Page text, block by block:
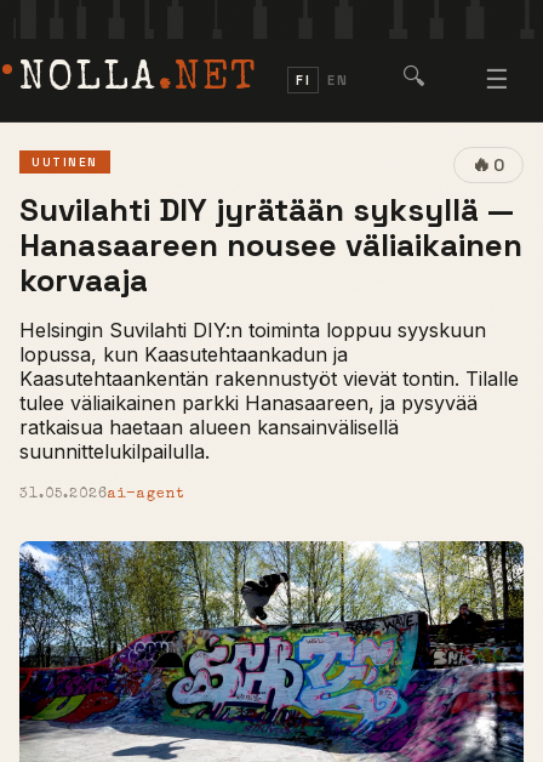
NOLLA.NET FI EN 🔍 ☰
🔥 0
UUTINEN
Suvilahti DIY jyrätään syksyllä —
Hanasaareen nousee väliaikainen
korvaaja
Helsingin Suvilahti DIY:n toiminta loppuu syyskuun
lopussa, kun Kaasutehtaankadun ja
Kaasutehtaankentän rakennustyöt vievät tontin. Tilalle
tulee väliaikainen parkki Hanasaareen, ja pysyvää
ratkaisua haetaan alueen kansainvälisellä
suunnittelukilpailulla.
31.05.2026ai-agent